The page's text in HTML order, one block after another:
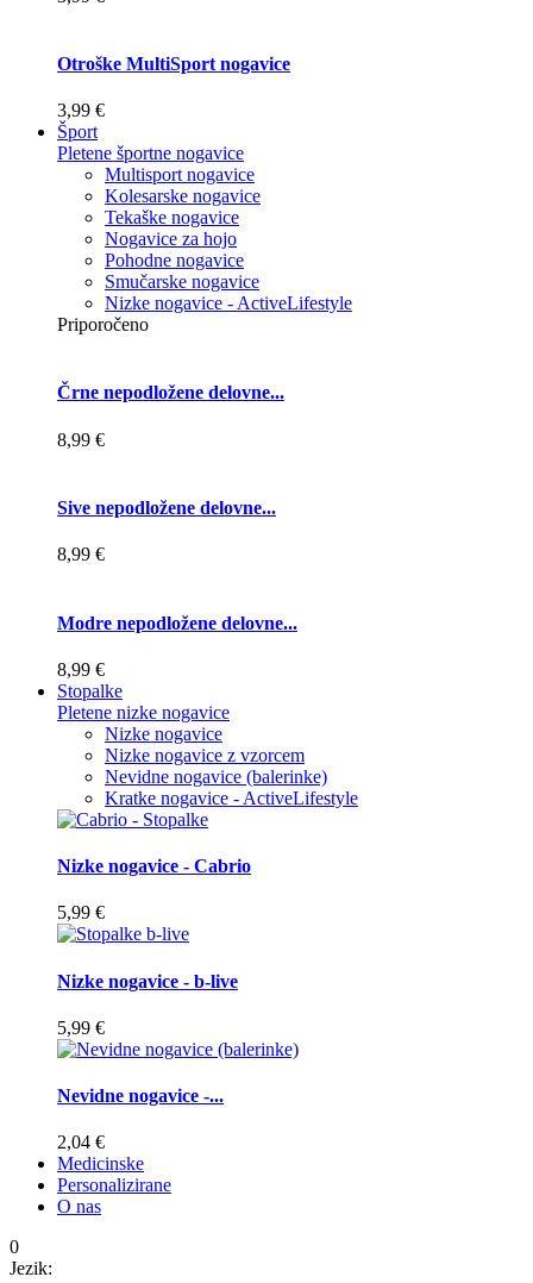
Otroške MultiSport nogavice
3,99 €
Šport
Pletene športne nogavice
Multisport nogavice
Kolesarske nogavice
Tekaške nogavice
Nogavice za hojo
Pohodne nogavice
Smučarske nogavice
Nizke nogavice - ActiveLifestyle
Priporočeno
Črne nepodložene delovne...
8,99 €
Sive nepodložene delovne...
8,99 €
Modre nepodložene delovne...
8,99 €
Stopalke
Pletene nizke nogavice
Nizke nogavice
Nizke nogavice z vzorcem
Nevidne nogavice (balerinke)
Kratke nogavice - ActiveLifestyle
Nizke nogavice - Cabrio
5,99 €
Nizke nogavice - b-live
5,99 €
Nevidne nogavice -...
2,04 €
Medicinske
Personalizirane
O nas
0
Jezik: